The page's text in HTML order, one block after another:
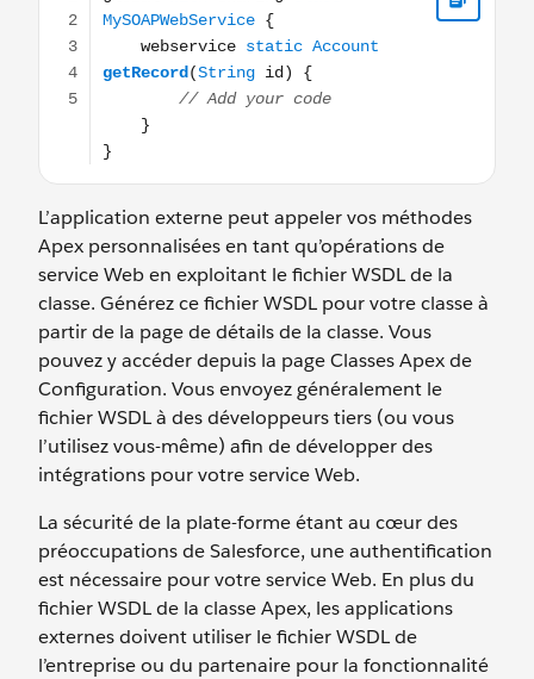
L’application externe peut appeler vos méthodes
Apex personnalisées en tant qu’opérations de
service Web en exploitant le fichier WSDL de la
classe. Générez ce fichier WSDL pour votre classe à
partir de la page de détails de la classe. Vous
pouvez y accéder depuis la page Classes Apex de
Configuration. Vous envoyez généralement le
fichier WSDL à des développeurs tiers (ou vous
l’utilisez vous-même) afin de développer des
intégrations pour votre service Web.
La sécurité de la plate-forme étant au cœur des
préoccupations de Salesforce, une authentification
est nécessaire pour votre service Web. En plus du
fichier WSDL de la classe Apex, les applications
externes doivent utiliser le fichier WSDL de
l’entreprise ou du partenaire pour la fonctionnalité